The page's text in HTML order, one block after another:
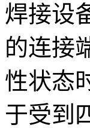
焊接设
的连接
性状态
于受到